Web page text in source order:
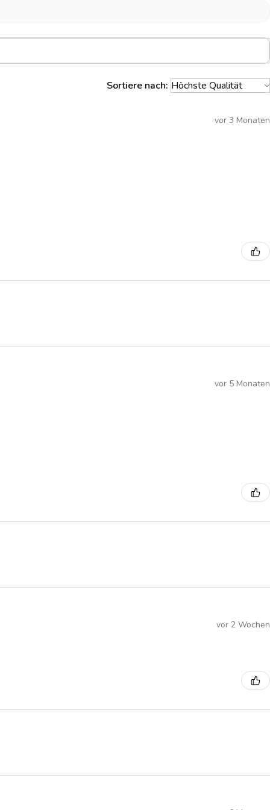
Sortiere nach:
vor 3 Monaten
vor 5 Monaten
vor 2 Wochen